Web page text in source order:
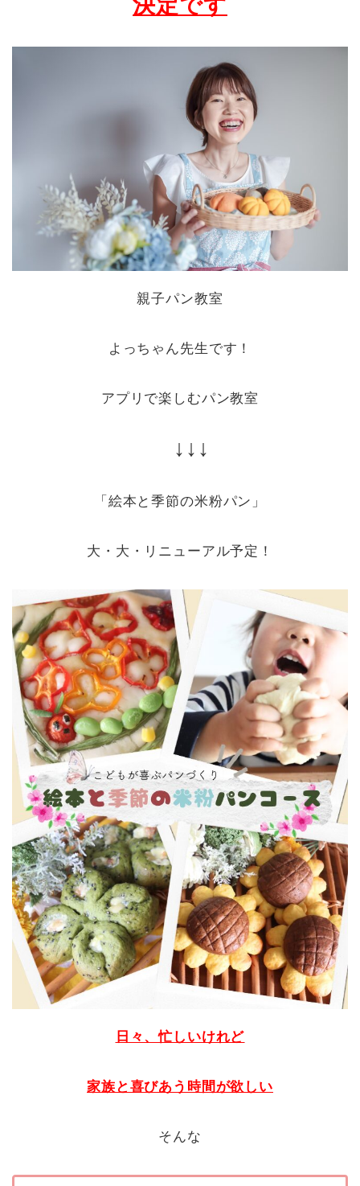
決定です
親子パン教室
よっちゃん先生です！
アプリで楽しむパン教室
↓↓↓
「絵本と季節の米粉パン」
大・大・リニューアル予定！
日々、忙しいけれど
家族と喜びあう時間が欲しい
そんな